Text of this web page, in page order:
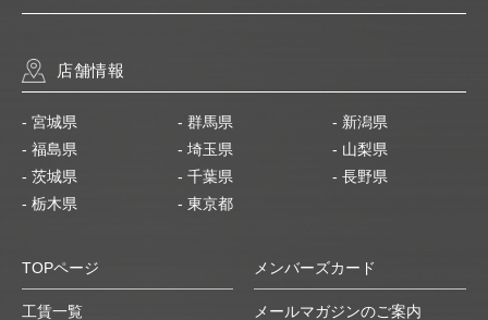
店舗情報
- 宮城県
- 福島県
- 茨城県
- 栃木県
- 群馬県
- 埼玉県
- 千葉県
- 東京都
- 新潟県
- 山梨県
- 長野県
TOPページ メンバーズカード
工賃一覧 メールマガジンのご案内